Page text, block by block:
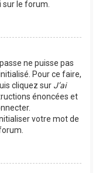
sur le forum.
ne puisse pas
Pour ce faire,
cliquez sur J’ai
énoncées et
votre mot de